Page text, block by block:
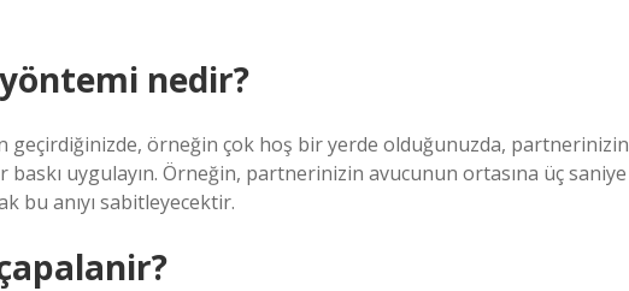
nedir?
geçirdiğinizde, örneğin çok hoş bir yerde olduğunuzda, partnerinizin
uygulayın. Örneğin, partnerinizin avucunun ortasına üç saniye
bu anıyı sabitleyecektir.